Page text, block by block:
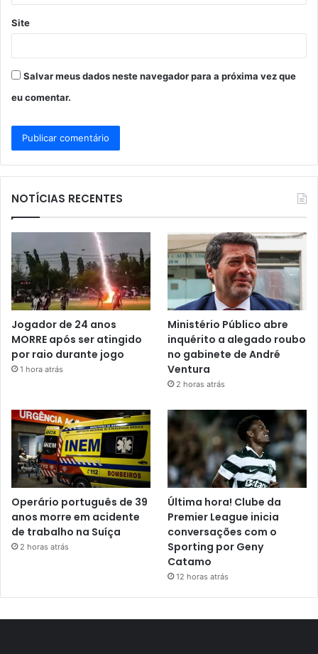
Site
Salvar meus dados neste navegador para a próxima vez que
eu comentar.
NOTÍCIAS RECENTES
Jogador de 24 anos
MORRE após ser atingido
por raio durante jogo
1 hora atrás
Ministério Público abre
inquérito a alegado roubo
no gabinete de André
Ventura
2 horas atrás
Operário português de 39
anos morre em acidente
de trabalho na Suíça
2 horas atrás
Última hora! Clube da
Premier League inicia
conversações com o
Sporting por Geny
Catamo
12 horas atrás